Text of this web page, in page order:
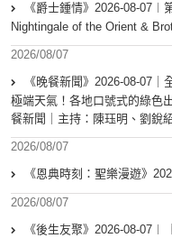
《爵士鍾情》2026-08-
Nightingale of the Orient &
2026/08/07
《晚餐新聞》2026-08-07
極端天氣！各地口號式的綠色
餐新聞｜主持：陳珏明、劉銳
2026/08/07
《恩典時刻：聖樂漫遊》
2026/08/07
《後生友聚》2026-08-